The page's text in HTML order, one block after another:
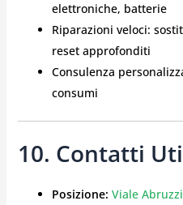
elettroniche, batterie
Riparazioni veloci:
reset approfonditi
Consulenza
consumi
10. Contatti
Posizione: Viale